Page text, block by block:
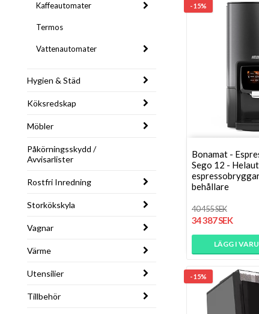
Kaffeautomater
Termos
Vattenautomater
Hygien & Städ
Köksredskap
Möbler
Påkörningsskydd /
Avvisarlister
Rostfri Inredning
Storkökskyla
Vagnar
Värme
Utensilier
Tillbehör
- 15%
Bonamat -
Sego 12 -
behållare
40 455 SEK
34 387 SEK
LÄGG I
- 15%